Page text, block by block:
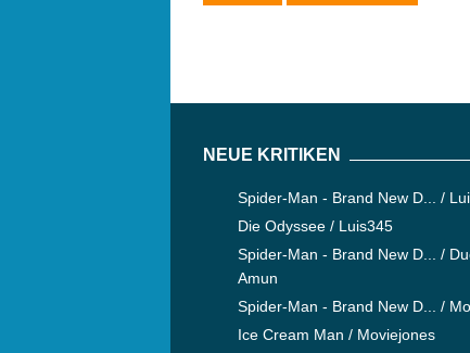
NEUE KRITIKEN
Spider-Man - Brand New D... /
Die Odyssee / Luis345
Spider-Man - Brand New D... /
Amun
Spider-Man - Brand New D... /
Ice Cream Man / Moviejones